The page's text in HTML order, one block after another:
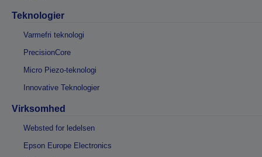
Teknologier
Varmefri teknologi
PrecisionCore
Micro Piezo-teknologi
Innovative Teknologier
Virksomhed
Websted for ledelsen
Epson Europe Electronics